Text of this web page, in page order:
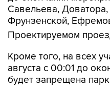
Савельева, Доватора,
Фрунзенской,
Проектируемом
Кроме того, на всех
августа с 00:01 до
будет запрещена